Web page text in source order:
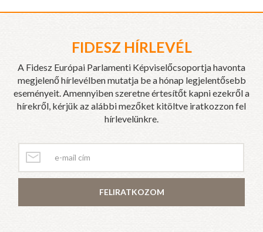
FIDESZ HÍRLEVÉL
A Fidesz Európai Parlamenti Képviselőcsoportja havonta
megjelenő hírlevélben mutatja be a hónap legjelentősebb
eseményeit. Amennyiben szeretne értesítőt kapni ezekről a
hírekről, kérjük az alábbi mezőket kitöltve iratkozzon fel
hírlevelünkre.
FELIRATKOZOM